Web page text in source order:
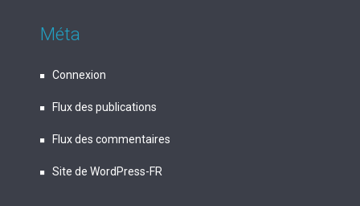
Méta
Connexion
Flux des publications
Flux des commentaires
Site de WordPress-FR